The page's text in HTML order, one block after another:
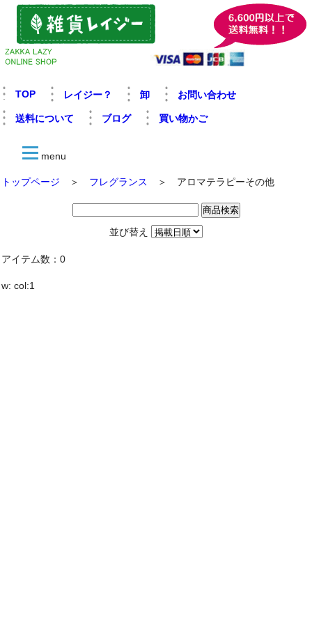
TOP レイジー？ 卸 お問い合わせ
送料について ブログ 買い物かご
menu
トップページ ＞ フレグランス ＞ アロマテラピーその他
並び替え
アイテム数：0
w: col:1